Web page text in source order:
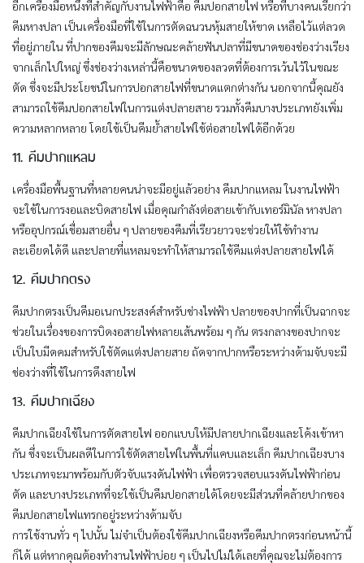
อีกเครื่องมือหนึ่งที่สำคัญกับงานไฟฟ้าคือ คีมปอกสายไฟ หรือที่บางคนเรียกว่า
คีมหางปลา เป็นเครื่องมือที่ใช้ในการตัดฉนวนหุ้มสายให้ขาด เหลือไว้แต่ลวด
ที่อยู่ภายใน ที่ปากของคีมจะมีลักษณะคล้ายฟันปลาที่มีขนาดของช่องว่างเรียง
จากเล็กไปใหญ่ ซึ่งช่องว่างเหล่านี้คือขนาดของลวดที่ต้องการเว้นไว้ในขณะ
ตัด ซึ่งจะมีประโยชน์ในการปอกสายไฟที่ขนาดแตกต่างกัน นอกจากนี้คุณยัง
สามารถใช้คีมปอกสายไฟในการแต่งปลายสาย รวมทั้งคีมบางประเภทยังเพิ่ม
ความหลากหลาย โดยใช้เป็นคีมย้ำสายไฟใช้ต่อสายไฟได้อีกด้วย
11. คีมปากแหลม
เครื่องมือพื้นฐานที่หลายคนน่าจะมีอยู่แล้วอย่าง คีมปากแหลม ในงานไฟฟ้า
จะใช้ในการงอและบิดสายไฟ เมื่อคุณกำลังต่อสายเข้ากับเทอร์มินัล หางปลา
หรืออุปกรณ์เชื่อมสายอื่น ๆ ปลายของคีมที่เรียวยาวจะช่วยให้ใช้ทำงาน
ละเอียดได้ดี และปลายที่แหลมจะทำให้สามารถใช้คีมแต่งปลายสายไฟได้
12. คีมปากตรง
คีมปากตรงเป็นคีมอเนกประสงค์สำหรับช่างไฟฟ้า ปลายของปากที่เป็นฉากจะ
ช่วยในเรื่องของการบิดงอสายไฟหลายเส้นพร้อม ๆ กัน ตรงกลางของปากจะ
เป็นใบมีดคมสำหรับใช้ตัดแต่งปลายสาย ถัดจากปากหรือระหว่างด้ามจับจะมี
ช่องว่างที่ใช้ในการดึงสายไฟ
13. คีมปากเฉียง
คีมปากเฉียงใช้ในการตัดสายไฟ ออกแบบให้มีปลายปากเฉียงและโค้งเข้าหา
กัน ซึ่งจะเป็นผลดีในการใช้ตัดสายไฟในพื้นที่แคบและเล็ก คีมปากเฉียงบาง
ประเภทจะมาพร้อมกับตัวจับแรงดันไฟฟ้า เพื่อตรวจสอบแรงดันไฟฟ้าก่อน
ตัด และบางประเภทที่จะใช้เป็นคีมปอกสายได้โดยจะมีส่วนที่คล้ายปากของ
คีมปอกสายไฟแทรกอยู่ระหว่างด้ามจับ
การใช้งานทั่ว ๆ ไปนั้น ไม่จำเป็นต้องใช้คีมปากเฉียงหรือคีมปากตรงก่อนหน้านี้
ก็ได้ แต่หากคุณต้องทำงานไฟฟ้าบ่อย ๆ เป็นไปไม่ได้เลยที่คุณจะไม่ต้องการ